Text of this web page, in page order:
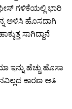
ಗಳಿಕೆಯಲ್ಲಿ ಭಾರಿ
ಅಳಿಸಿ ಹೊಸದಾಗಿ
ಸಾಗಿದ್ದಾನೆ
ಇನ್ನು ಹೆಚ್ಚು ಹೊಸಾ
ಕಾರಣ ಅತಿ